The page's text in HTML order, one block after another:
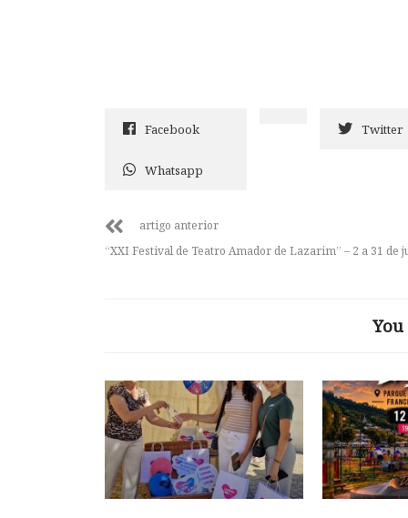
Facebook Twitter
Whatsapp
artigo anterior
“XXI Festival de Teatro Amador de Lazarim” – 2 a 31 de